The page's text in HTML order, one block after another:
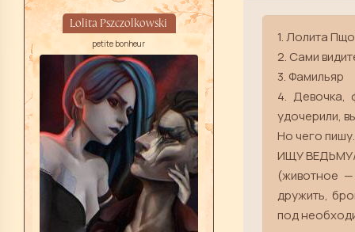
Lolita Pszczolkowski
petite bonheur
1. Лолита
2. Сами
3. Фамильяр
4. Девочка,
удочерили,
Но чего
ИЩУ ВЕДЬМУ/
(животное
дружить,
под